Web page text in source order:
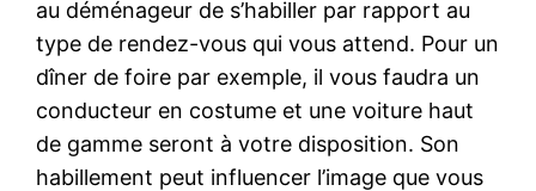
au déménageur de s’habiller par rapport au
type de rendez-vous qui vous attend. Pour un
dîner de foire par exemple, il vous faudra un
conducteur en costume et une voiture haut
de gamme seront à votre disposition. Son
habillement peut influencer l’image que vous